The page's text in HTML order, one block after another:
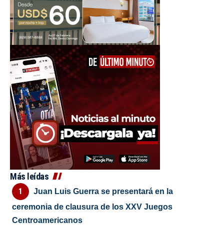
Más leídas
Juan Luis Guerra se presentará en la
ceremonia de clausura de los XXV Juegos
Centroamericanos